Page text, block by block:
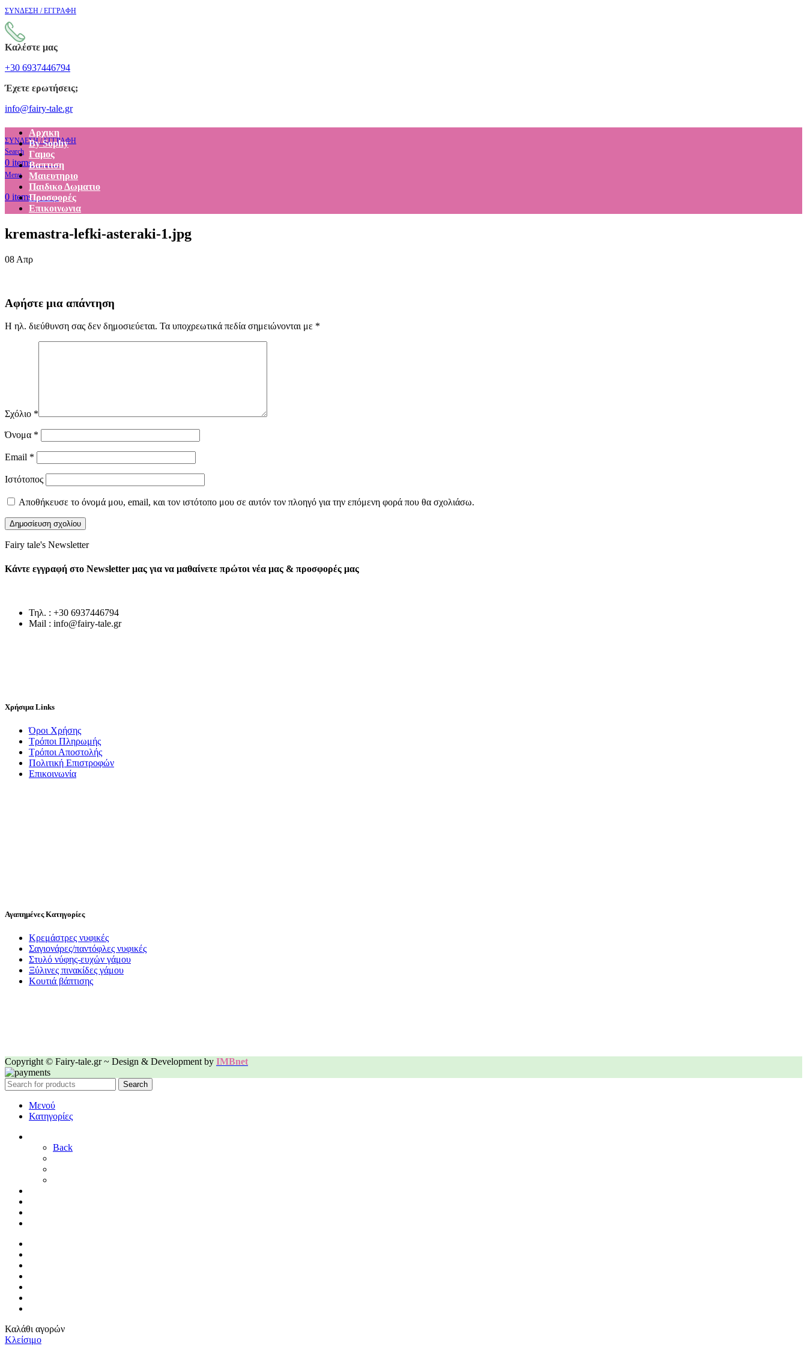
ΣΥΝΔΕΣΗ / ΕΓΓΡΑΦΗ
Καλέστε μας
+30 6937446794
Έχετε ερωτήσεις;
info@fairy-tale.gr
ΣΥΝΔΕΣΗ / ΕΓΓΡΑΦΗ
Search
0 items €0.00
Menu
0 items €0.00
Αρχικη
By Sophy
Γαμος
Βαπτιση
Μαιευτηριο
Παιδικο Δωματιο
Προσφορές
Επικοινωνια
kremastra-lefki-asteraki-1.jpg
08 Απρ
Αφήστε μια απάντηση
Η ηλ. διεύθυνση σας δεν δημοσιεύεται. Τα υποχρεωτικά πεδία σημειώνονται με *
Σχόλιο *
Όνομα *
Email *
Ιστότοπος
Αποθήκευσε το όνομά μου, email, και τον ιστότοπο μου σε αυτόν τον πλοηγό για την επόμενη φορά που θα σχολιάσω.
Fairy tale's Newsletter
Κάντε εγγραφή στο Newsletter μας για να μαθαίνετε πρώτοι νέα μας & προσφορές μας
Τηλ. : +30 6937446794
Mail : info@fairy-tale.gr
Χρήσιμα Links
Όροι Χρήσης
Τρόποι Πληρωμής
Τρόποι Αποστολής
Πολιτική Επιστροφών
Επικοινωνία
Αγαπημένες Κατηγορίες
Κρεμάστρες νυφικές
Σαγιονάρες/παντόφλες νυφικές
Στυλό νύφης-ευχών γάμου
Ξύλινες πινακίδες γάμου
Κουτιά βάπτισης
Copyright © Fairy-tale.gr ~ Design & Development by IMBnet
Search
Μενού
Κατηγορίες
Back
Καλάθι αγορών
Κλείσιμο